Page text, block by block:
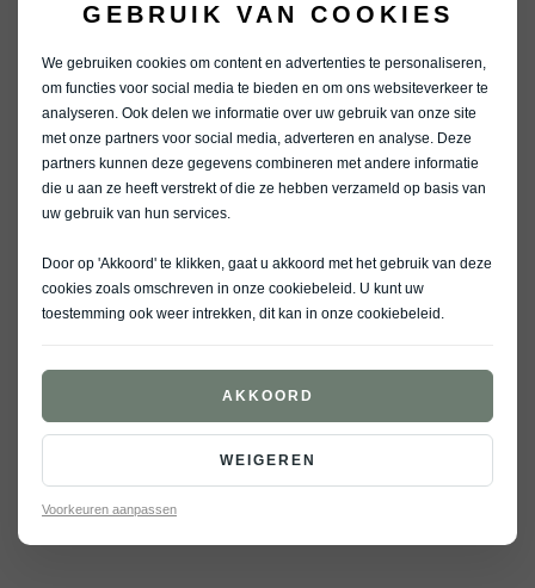
GEBRUIK VAN COOKIES
We gebruiken cookies om content en advertenties te personaliseren,
om functies voor social media te bieden en om ons websiteverkeer te
analyseren. Ook delen we informatie over uw gebruik van onze site
met onze partners voor social media, adverteren en analyse. Deze
partners kunnen deze gegevens combineren met andere informatie
die u aan ze heeft verstrekt of die ze hebben verzameld op basis van
uw gebruik van hun services.
Door op 'Akkoord' te klikken, gaat u akkoord met het gebruik van deze
cookies zoals omschreven in onze cookiebeleid . U kunt uw
toestemming ook weer intrekken, dit kan in onze cookiebeleid .
AKKOORD
WEIGEREN
Voorkeuren aanpassen